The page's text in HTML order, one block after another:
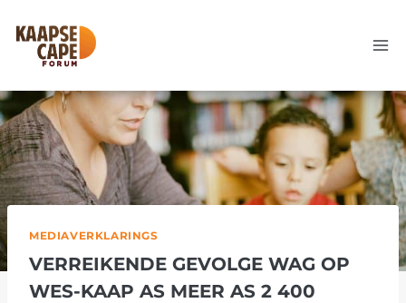
content
MEDIAVERKLARINGS
VERREIKENDE GEVOLGE WAG OP
WES-KAAP AS MEER AS 2 400